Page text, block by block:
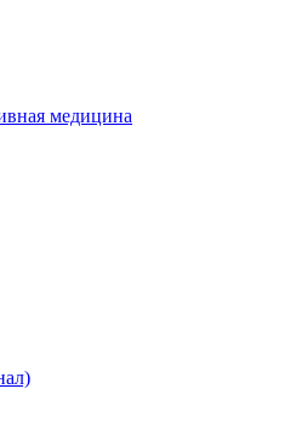
медицина